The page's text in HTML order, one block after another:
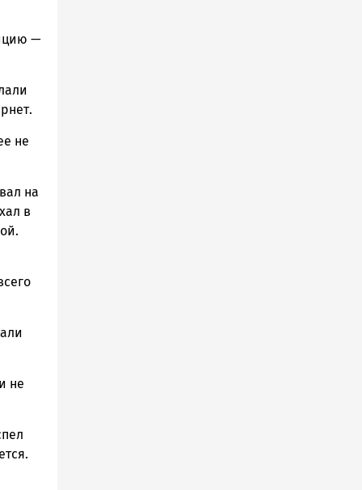
—
не
на
в
не